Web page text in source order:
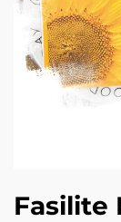
Fasilite